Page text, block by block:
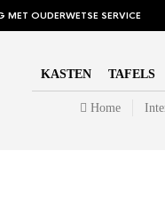
OUDERWETSE SERVICE
KASTEN TAFELS
Home